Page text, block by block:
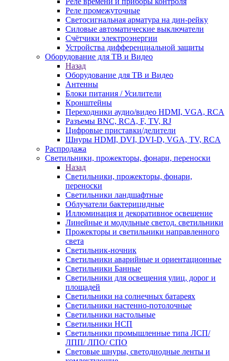
Реле промежуточные
Светосигнальная арматура на дин-рейку
Силовые автоматические выключатели
Счётчики электроэнергии
Устройства дифференциальной защиты
Оборудование для ТВ и Видео
Назад
Оборудование для ТВ и Видео
Антенны
Блоки питания / Усилители
Кронштейны
Переходники аудио/видео HDMI, VGA, RCA
Разъемы BNС, RCA, F, TV, RJ
Цифровые приставки/делители
Шнуры HDMI, DVI, DVI-D, VGA, TV, RCA
Распродажа
Светильники, прожекторы, фонари, переноски
Назад
Светильники, прожекторы, фонари,
переноски
Светильники ландшафтные
Облучатели бактерицидные
Иллюминация и декоративное освещение
Линейные и модульные светод. светильники
Прожекторы и светильники направленного
света
Светильник-ночник
Светильники аварийные и ориентационные
Светильники Банные
Светильники для освещения улиц, дорог и
площадей
Светильники на солнечных батареях
Светильники настенно-потолочные
Светильники настольные
Светильники НСП
Светильники промышленные типа ЛСП/
ЛПП/ ЛПО/ СПО
Световые шнуры, светодиодные ленты и